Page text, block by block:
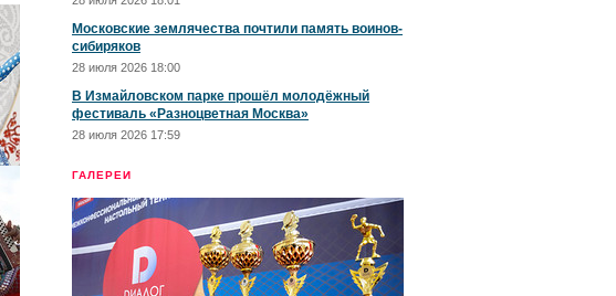
Московские землячества почтили память воинов-
сибиряков
28 июля 2026 18:00
В Измайловском парке прошёл молодёжный
фестиваль «Разноцветная Москва»
28 июля 2026 17:59
ГАЛЕРЕИ